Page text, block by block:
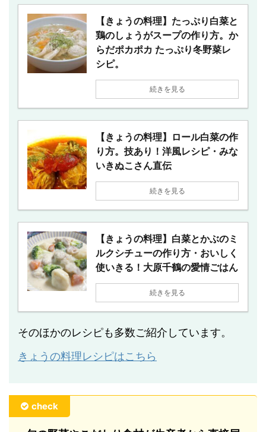
【きょうの料理】たっぷり白菜と
鶏のしょうがスープの作り方。か
らだポカポカ たっぷり冬野菜レ
シピ。
続きを見る
【きょうの料理】ロール白菜の作
り方。技あり！洋風レシピ・みな
いきぬこさん直伝
続きを見る
【きょうの料理】白菜とかぶのミ
ルクシチューの作り方・おいしく
使いきる！大原千鶴の愛情ごはん
続きを見る
そのほかのレシピも多数ご紹介しています。
きょうの料理レシピはこちら
check